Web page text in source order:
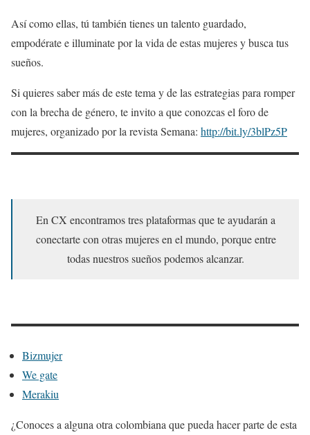
Así como ellas, tú también tienes un talento guardado,
empodérate e illuminate por la vida de estas mujeres y busca tus
sueños.
Si quieres saber más de este tema y de las estrategias para romper
con la brecha de género, te invito a que conozcas el foro de
mujeres, organizado por la revista Semana: http://bit.ly/3blPz5P
En CX encontramos tres plataformas que te ayudarán a
conectarte con otras mujeres en el mundo, porque entre
todas nuestros sueños podemos alcanzar.
Bizmujer
We gate
Merakiu
¿Conoces a alguna otra colombiana que pueda hacer parte de esta